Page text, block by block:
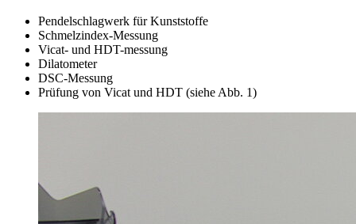
Pendelschlagwerk für Kunststoffe
Schmelzindex-Messung
Vicat- und HDT-messung
Dilatometer
DSC-Messung
Prüfung von Vicat und HDT (siehe Abb. 1)